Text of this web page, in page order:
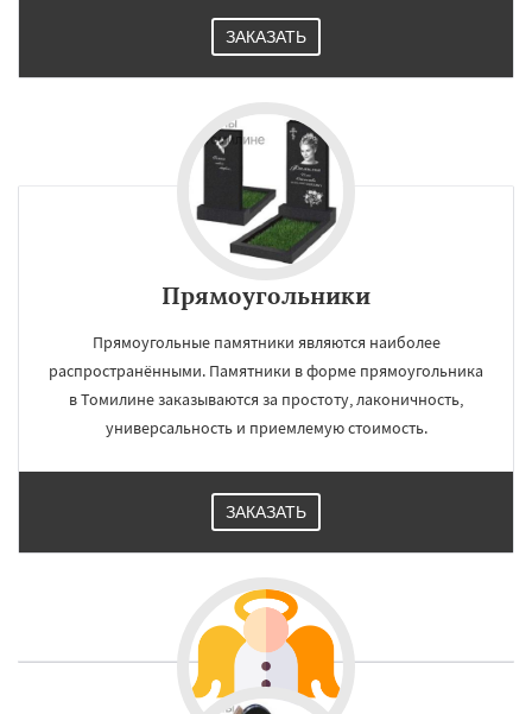
ЗАКАЗАТЬ
Прямоугольники
Прямоугольные памятники являются наиболее
распространёнными. Памятники в форме прямоугольника
в Томилине заказываются за простоту, лаконичность,
универсальность и приемлемую стоимость.
ЗАКАЗАТЬ